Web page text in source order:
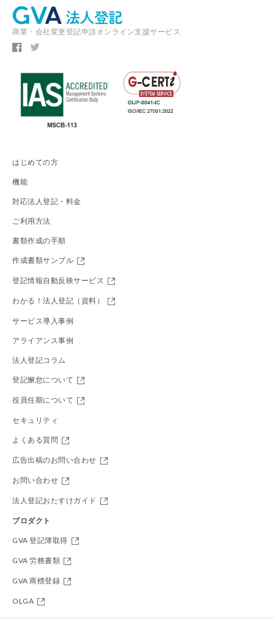
商業・会社変更登記申請オンライン支援サービス
はじめての方
機能
対応法人登記・料金
ご利用方法
書類作成の手順
作成書類サンプル
登記情報自動反映サービス
わかる！法人登記（資料）
サービス導入事例
アライアンス事例
法人登記コラム
登記懈怠について
役員任期について
セキュリティ
よくある質問
広告出稿のお問い合わせ
お問い合わせ
法人登記おたすけガイド
プロダクト
GVA 登記簿取得
GVA 労務書類
GVA 商標登録
OLGA